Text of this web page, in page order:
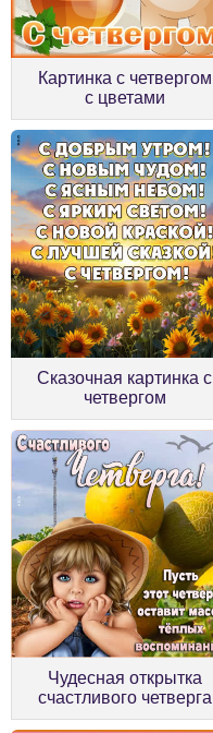
Картинка с четвергом
с цветами
Сказочная картинка с
четвергом
Чудесная открытка
счастливого четверга